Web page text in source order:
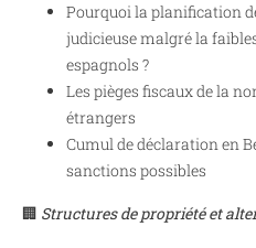
Pourquoi la planification
judicieuse malgré la
espagnols ?
Les pièges fiscaux de la
étrangers
Cumul de déclaration en
sanctions possibles
🏢 Structures de propriété et